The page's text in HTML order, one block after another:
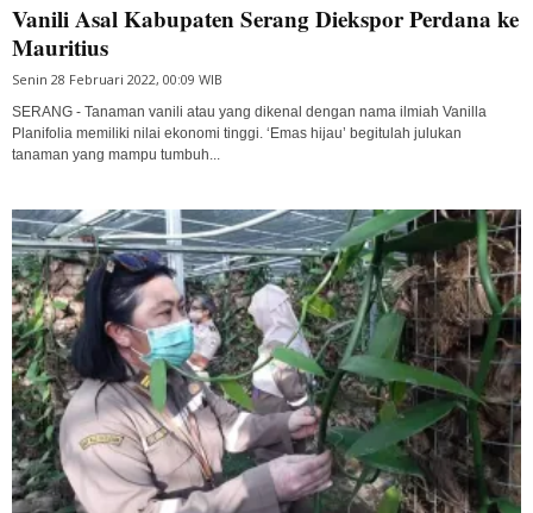
Vanili Asal Kabupaten Serang Diekspor Perdana ke
Mauritius
Senin 28 Februari 2022, 00:09 WIB
SERANG - Tanaman vanili atau yang dikenal dengan nama ilmiah Vanilla
Planifolia memiliki nilai ekonomi tinggi. ‘Emas hijau’ begitulah julukan
tanaman yang mampu tumbuh...